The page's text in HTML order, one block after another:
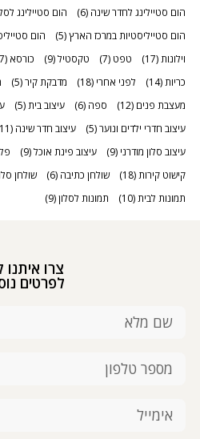
הום סטיילינג לחדר שינה (6) הום סטיילינג
הום סטייליסטיות במרכז הארץ(5) הום
וילונות(17) טפט (7) טקסטיל(9) כורסא (7)
כריות(14) לפני אחרי (18) מדבקת קיר(5)
מעצבת פנים (12) ספה (6) עיצוב בית(5)
עיצוב חדרי ילדים ונוער(5) עיצוב חדר שינה (11)
עיצוב סלון מודרני (9) עיצוב פינת אוכל(9)
קישוט קירות(18) שולחן כתיבה (6) שולחן
תמונות לבית(10) תמונות לסלון(9)
צרו
לפרטים